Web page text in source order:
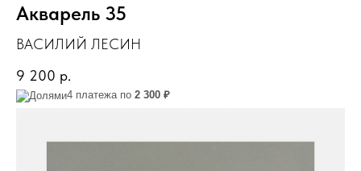
Акварель 35
ВАСИЛИЙ ЛЕСИН
9 200 р.
4 платежа по 2 300 ₽